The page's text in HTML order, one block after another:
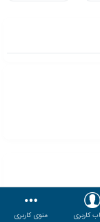
کاربری منوی کاربری